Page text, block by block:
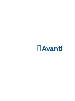
Avanti